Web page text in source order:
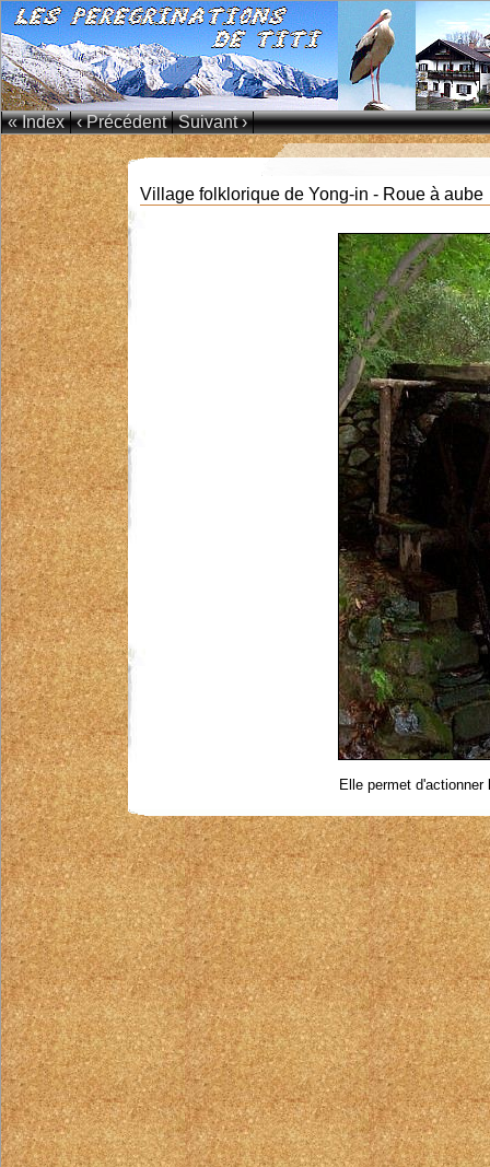
« Index ‹ Précédent Suivant ›
Village folklorique de Yong-in - Roue à aube
Elle permet